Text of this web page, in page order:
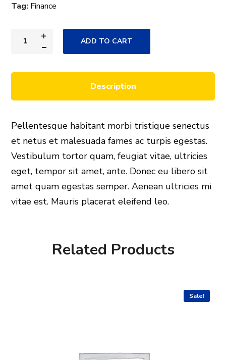
Tag: Finance
ADD TO CART
Description
Pellentesque habitant morbi tristique senectus
et netus et malesuada fames ac turpis egestas.
Vestibulum tortor quam, feugiat vitae, ultricies
eget, tempor sit amet, ante. Donec eu libero sit
amet quam egestas semper. Aenean ultricies mi
vitae est. Mauris placerat eleifend leo.
Related Products
Sale!